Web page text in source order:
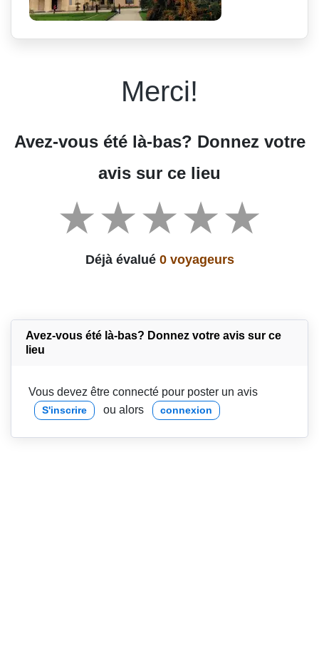
Merci!
Avez-vous été là-bas? Donnez votre
avis sur ce lieu
Déjà évalué 0 voyageurs
Avez-vous été là-bas? Donnez votre avis sur ce
lieu
Vous devez être connecté pour poster un avis
S'inscrire ou alors connexion